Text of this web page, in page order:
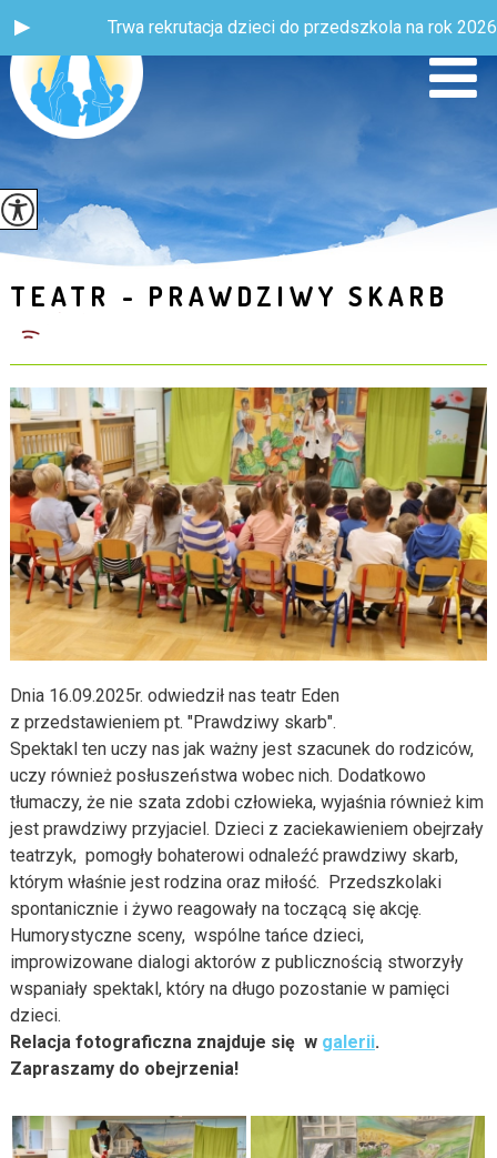
Trwa rekrutacja dzieci do przedszkola na rok 2026 /
TEATR - PRAWDZIWY SKARB
Dnia 16.09.2025r. odwiedził nas teatr Eden
z przedstawieniem pt. "Prawdziwy skarb".
Spektakl ten uczy nas jak ważny jest szacunek do rodziców,
uczy również posłuszeństwa wobec nich. Dodatkowo
tłumaczy, że nie szata zdobi człowieka, wyjaśnia również kim
jest prawdziwy przyjaciel. Dzieci z zaciekawieniem obejrzały
teatrzyk, pomogły bohaterowi odnaleźć prawdziwy skarb,
którym właśnie jest rodzina oraz miłość. Przedszkolaki
spontanicznie i żywo reagowały na toczącą się akcję.
Humorystyczne sceny, wspólne tańce dzieci,
improwizowane dialogi aktorów z publicznością stworzyły
wspaniały spektakl, który na długo pozostanie w pamięci
dzieci.
Relacja fotograficzna znajduje się w galerii.
Zapraszamy do obejrzenia!